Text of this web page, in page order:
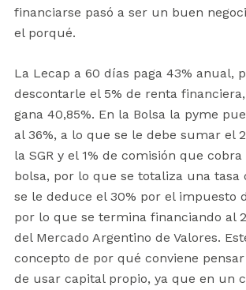
financiarse pasó a ser un buen
el porqué.
La Lecap a 60 días paga 43% anual,
descontarle el 5% de renta
gana 40,85%. En la Bolsa la pyme
al 36%, a lo que se le debe sumar el
la SGR y el 1% de comisión que
bolsa, por lo que se totaliza una tasa
se le deduce el 30% por el impuesto
por lo que se termina financiando al
del Mercado Argentino de Valores.
concepto de por qué conviene
de usar capital propio, ya que en un